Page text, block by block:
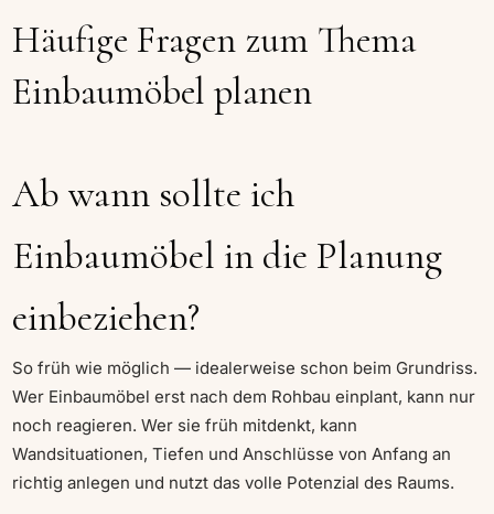
Häufige Fragen zum Thema
Einbaumöbel planen
Ab wann sollte ich
Einbaumöbel in die Planung
einbeziehen?
So früh wie möglich — idealerweise schon beim Grundriss.
Wer Einbaumöbel erst nach dem Rohbau einplant, kann nur
noch reagieren. Wer sie früh mitdenkt, kann
Wandsituationen, Tiefen und Anschlüsse von Anfang an
richtig anlegen und nutzt das volle Potenzial des Raums.